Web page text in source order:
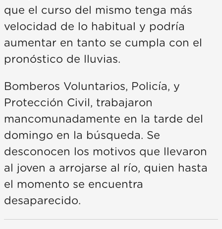
que el curso del mismo tenga más
velocidad de lo habitual y podría
aumentar en tanto se cumpla con el
pronóstico de lluvias.
Bomberos Voluntarios, Policía, y
Protección Civil, trabajaron
mancomunadamente en la tarde del
domingo en la búsqueda. Se
desconocen los motivos que llevaron
al joven a arrojarse al río, quien hasta
el momento se encuentra
desaparecido.